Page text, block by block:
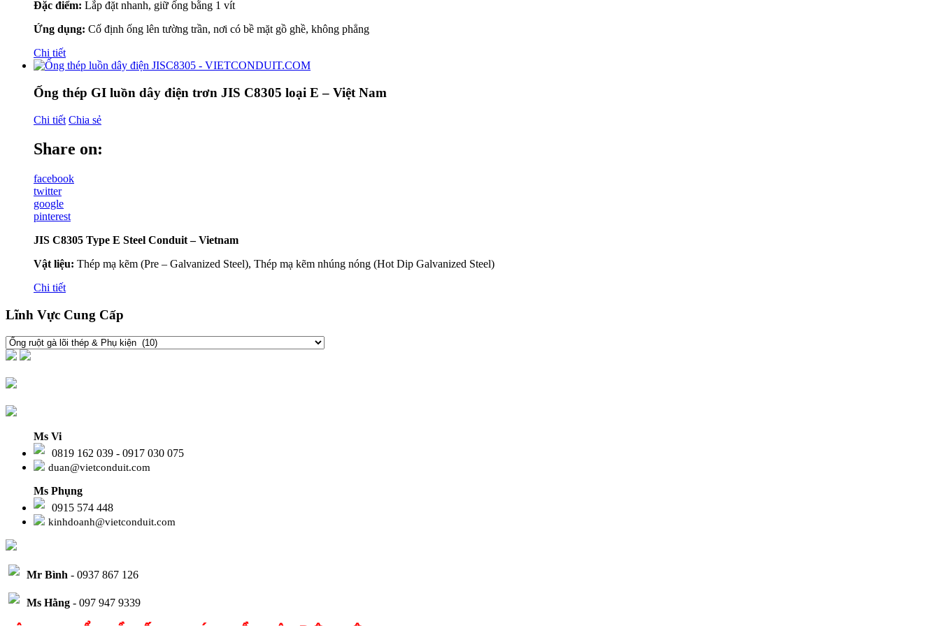
Đặc điểm: Lắp đặt nhanh, giữ ống bằng 1 vít
Ứng dụng: Cố định ống lên tường trần, nơi có bề mặt gồ ghề, không phẳng
Chi tiết
Ống thép GI luồn dây điện trơn JIS C8305 loại E – Việt Nam
Chi tiết Chia sẻ
Share on:
facebook
twitter
google
pinterest
JIS C8305 Type E Steel Conduit – Vietnam
Vật liệu: Thép mạ kẽm (Pre – Galvanized Steel), Thép mạ kẽm nhúng nóng (Hot Dip Galvanized Steel)
Chi tiết
Lĩnh Vực Cung Cấp
Ms Vi
0819 162 039 - 0917 030 075
duan@vietconduit.com
Ms Phụng
0915 574 448
kinhdoanh@vietconduit.com
Mr Bình - 0937 867 126
Ms Hằng - 097 947 9339